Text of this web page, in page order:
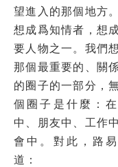
望進入的那個地方
想成爲知情者，想
要人物之一。我們
那個最重要的、關
的圈子的一部分，
個圈子是什麼：
中、朋友中、工作
會中。對此，路
道：